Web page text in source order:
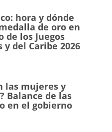
hora y dónde
de oro en
los Juegos
del Caribe 2026
las mujeres y
Balance de las
en el gobierno